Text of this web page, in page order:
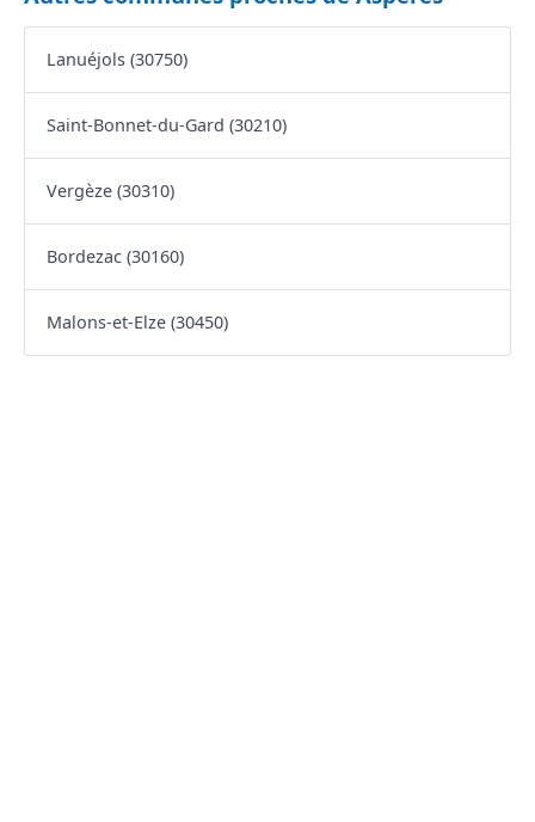
Lanuéjols (30750)
Saint-Bonnet-du-Gard (30210)
Vergèze (30310)
Bordezac (30160)
Malons-et-Elze (30450)